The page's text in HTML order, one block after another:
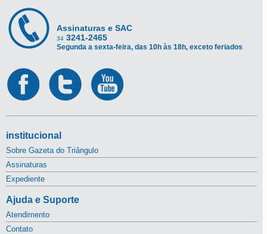
Assinaturas e SAC
34 3241-2465
Segunda a sexta-feira, das 10h às 18h, exceto feriados
institucional
Sobre Gazeta do Triângulo
Assinaturas
Expediente
Ajuda e Suporte
Atendimento
Contato